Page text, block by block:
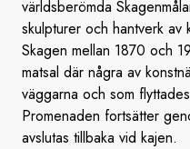
världsberömda
skulpturer och hantverk av
Skagen mellan 1870 och
matsal där några av
väggarna och som
Promenaden fortsätter
avslutas tillbaka vid kajen.